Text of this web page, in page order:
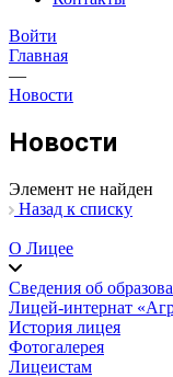
Войти
Главная
—
Новости
Новости
Элемент не найден
Назад к списку
О Лицее
Сведения об
Лицей-интернат
История лицея
Фотогалерея
Лицеистам